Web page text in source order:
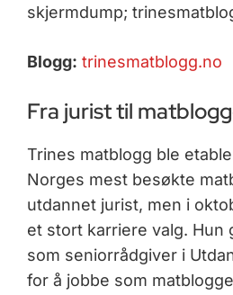
skjermdump;
Blogg: trinesmatblogg.no
Fra jurist til
Trines matblogg ble
Norges mest besøkte
utdannet jurist, men i
et stort karriere valg. Hun
som seniorrådgiver i
for å jobbe som